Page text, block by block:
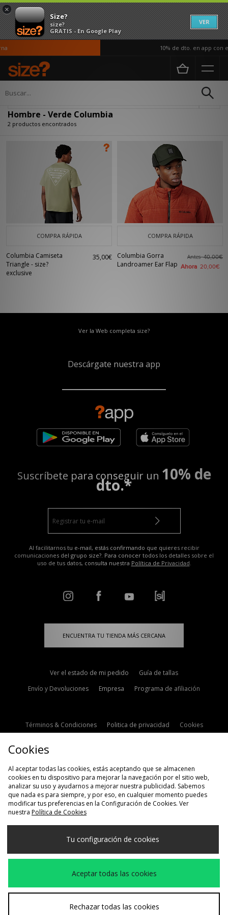
×
Size?
size?
GRATIS - En Google Play
VER
10% de dto. en app con
Página principal
Hombre - Verde Columbia
2 productos encontrados
COMPRA RÁPIDA
Columbia Camiseta
Triangle - size?
exclusive
35,00€
COMPRA RÁPIDA
Columbia Gorra
Landroamer Ear Flap
Antes40,00€
Ahora 20,00€
Ver la Web completa size?
Descárgate nuestra app
Suscríbete para conseguir un 10% de
dto.*
Al facilitarnos tu e-mail, estás confirmando que quieres recibir
comunicaciones del grupo size?. Para conocer todos los detalles sobre el
uso de tus datos, consulta nuestra Política de Privacidad.
ENCUENTRA TU TIENDA MÁS CERCANA
Ver el estado de mi pedido
Guía de tallas
Envío y Devoluciones
Empresa Programa de afiliación
Términos & Condiciones Politica de privacidad
Cookies
Selecciona País
España
Aceptamos las siguientes formas de pago
Visita nuestra página corporativa en www.jdplc.com
Cookies
Al aceptar todas las cookies, estás aceptando que se almacenen
cookies en tu dispositivo para mejorar la navegación por el sitio web,
analizar su uso y ayudarnos a mejorar nuestra publicidad. Sabemos
que nada es para siempre, y por eso, en cualquier momento puedes
modificar tus preferencias en la Configuración de Cookies. Ver
nuestra Política de Cookies
Tu configuración de cookies
Aceptar todas las cookies
Rechazar todas las cookies